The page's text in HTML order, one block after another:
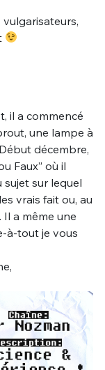
il a commencé
une lampe à
décembre,
Faux” où il
sur lequel
vrais fait ou, au
a même une
à-tout je vous